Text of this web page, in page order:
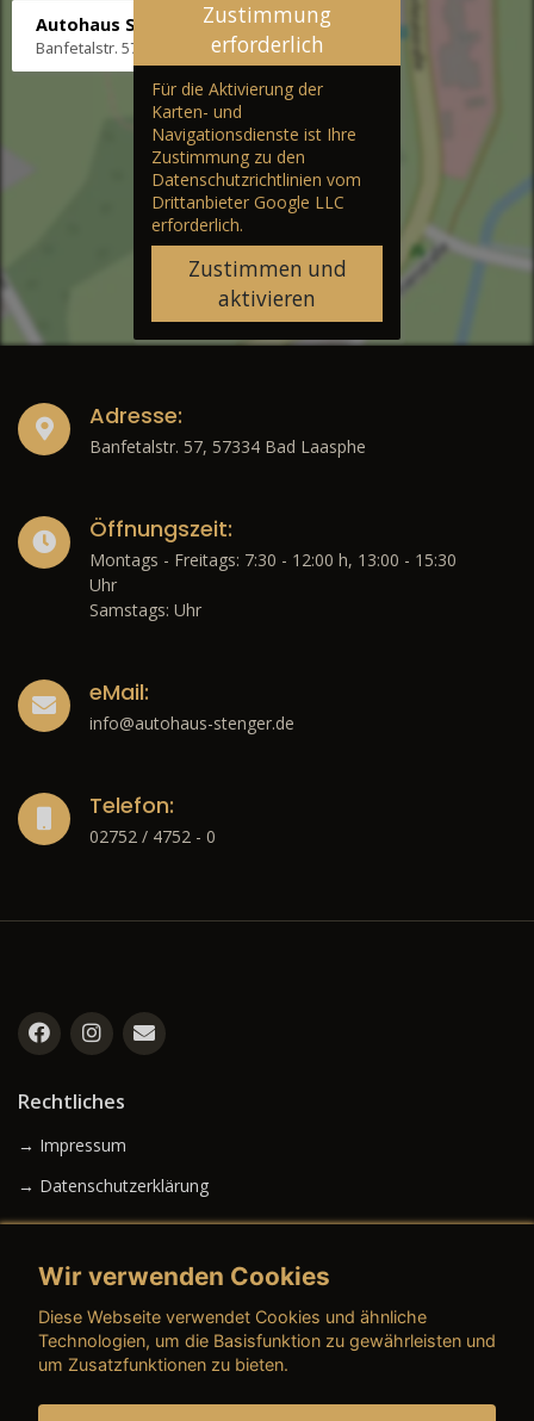
Autohaus Stenger
Banfetalstr. 57, 57334 Bad Laasphe
Zustimmung
erforderlich
Für die Aktivierung der
Karten- und
Navigationsdienste ist Ihre
Zustimmung zu den
Datenschutzrichtlinien vom
Drittanbieter Google LLC
erforderlich.
Zustimmen und
aktivieren
Adresse:
Banfetalstr. 57, 57334 Bad Laasphe
Öffnungszeit:
Montags - Freitags: 7:30 - 12:00 h, 13:00 - 15:30
Uhr
Samstags: Uhr
eMail:
info@autohaus-stenger.de
Telefon:
02752 / 4752 - 0
Rechtliches
→ Impressum
→ Datenschutzerklärung
→ AGB (Gebrauchtwagen)
Wir verwenden Cookies
Diese Webseite verwendet Cookies und ähnliche
Technologien, um die Basisfunktion zu gewährleisten und
um Zusatzfunktionen zu bieten.